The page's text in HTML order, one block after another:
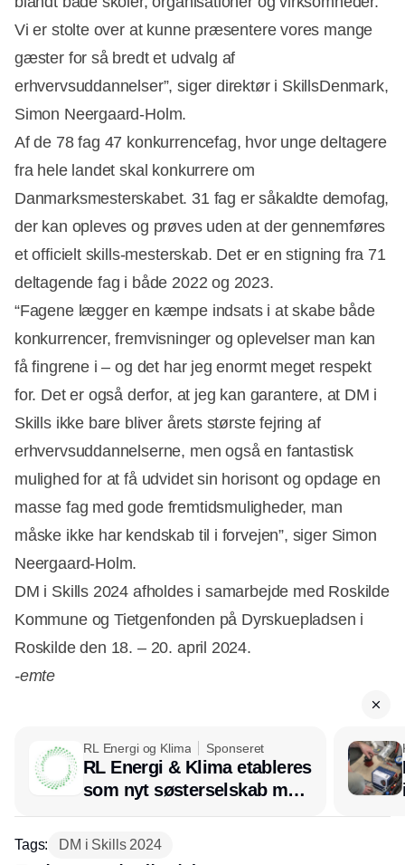
Vi er stolte over at kunne præsentere vores mange
gæster for så bredt et udvalg af
erhvervsuddannelser”, siger direktør i SkillsDenmark,
Simon Neergaard-Holm.
Af de 78 fag 47 konkurrencefag, hvor unge deltagere
fra hele landet skal konkurrere om
Danmarksmesterskabet. 31 fag er såkaldte demofag,
der kan opleves og prøves uden at der gennemføres
et officielt skills-mesterskab. Det er en stigning fra 71
deltagende fag i både 2022 og 2023.
“Fagene lægger en kæmpe indsats i at skabe både
konkurrencer, fremvisninger og oplevelser man kan
få fingrene i – og det har jeg enormt meget respekt
for. Det er også derfor, at jeg kan garantere, at DM i
Skills ikke bare bliver årets største fejring af
erhvervsuddannelserne, men også en fantastisk
mulighed for at få udvidet sin horisont og opdage en
masse fag med gode fremtidsmuligheder, man
måske ikke har kendskab til i forvejen”, siger Simon
Neergaard-Holm.
DM i Skills 2024 afholdes i samarbejde med Roskilde
Kommune og Tietgenfonden på Dyrskuepladsen i
Roskilde den 18. – 20. april 2024.
-emte
RL Energi og Klima Sponseret
RL Energi & Klima etableres
som nyt søsterselskab med
afsæt i RL Ventilation
Tags: DM i Skills 2024